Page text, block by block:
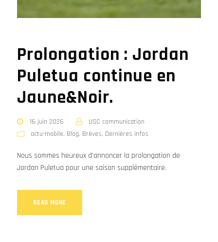
Prolongation : Jordan
Puletua continue en
Jaune&Noir.
16 juin 2026
USC communication
actu-mobile, Blog, Brèves, Dernières infos
Nous sommes heureux d’annoncer la prolongation de
Jordan Puletua pour une saison supplémentaire.
READ MORE